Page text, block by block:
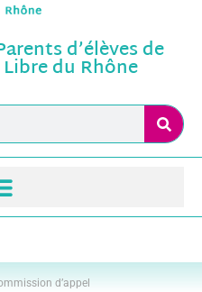
d’élèves de
du Rhône
d’appel